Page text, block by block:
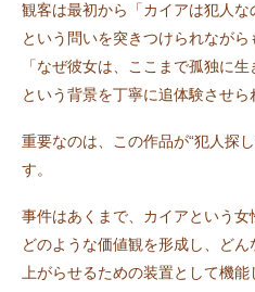
観客は最初から「カイアは犯人な
という問いを突きつけられながら
「なぜ彼女は、ここまで孤独に生
という背景を丁寧に追体験させら
重要なのは、この作品が“犯人探
す。
事件はあくまで、カイアという女
どのような価値観を形成し、ど
上がらせるための装置として機能